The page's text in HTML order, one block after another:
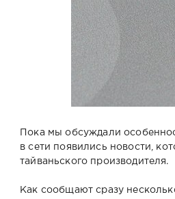
Пока мы обсуждали
в сети появились новости,
тайваньского производителя.
Как сообщают сразу